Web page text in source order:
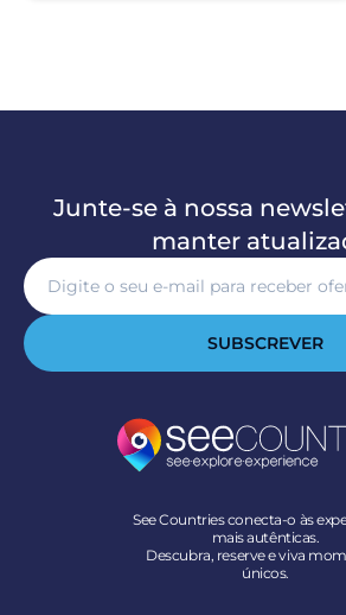
Junte-se à nossa
manter
SUBSCREVER
See Countries conecta-o às
mais autênticas.
Descubra, reserve e viva
únicos.